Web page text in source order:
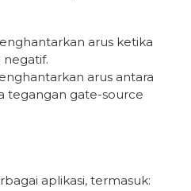
arus ketika
arus antara
tegangan gate-source
aplikasi, termasuk: